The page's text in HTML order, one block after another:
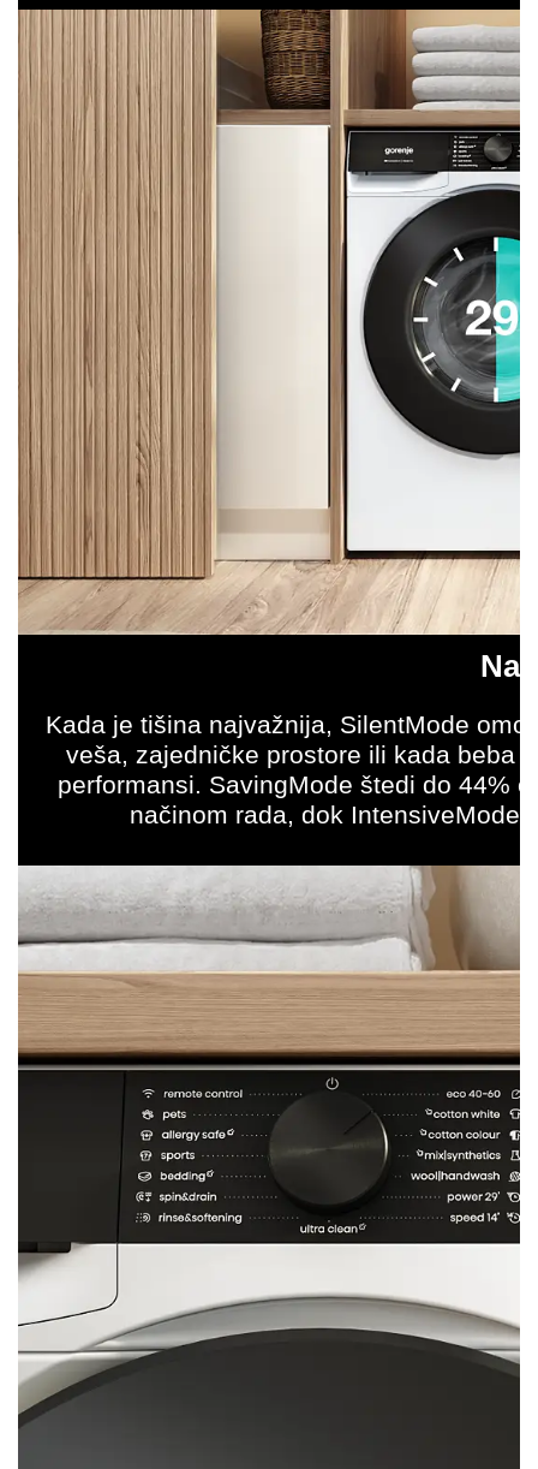
Kada je tišina najvažnija, SilentMode
veša, zajedničke prostore ili kada beba
performansi. SavingMode štedi do 44%
načinom rada, dok IntensiveMode